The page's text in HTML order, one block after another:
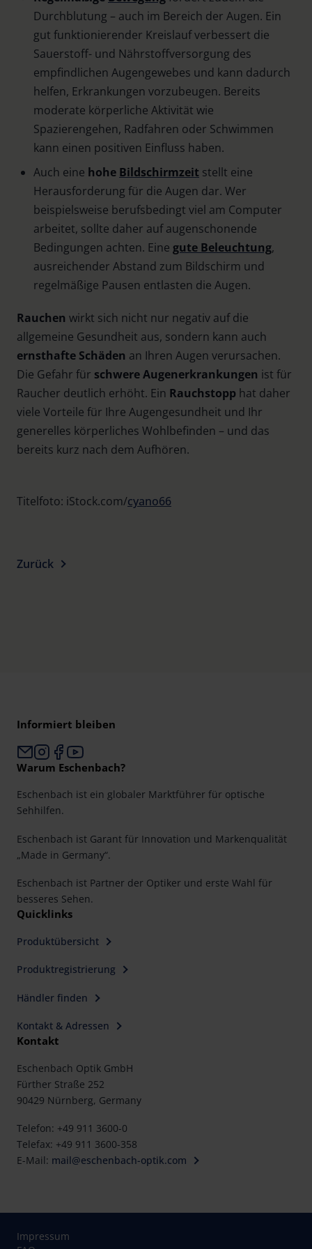
Durchblutung – auch im Bereich der Augen. Ein
gut funktionierender Kreislauf verbessert die
Sauerstoff- und Nährstoffversorgung des
empfindlichen Augengewebes und kann dadurch
helfen, Erkrankungen vorzubeugen. Bereits
moderate körperliche Aktivität wie
Spazierengehen, Radfahren oder Schwimmen
kann einen positiven Einfluss haben.
Auch eine hohe Bildschirmzeit stellt eine
Herausforderung für die Augen dar. Wer
beispielsweise berufsbedingt viel am Computer
arbeitet, sollte daher auf augenschonende
Bedingungen achten. Eine gute Beleuchtung,
ausreichender Abstand zum Bildschirm und
regelmäßige Pausen entlasten die Augen.
Rauchen wirkt sich nicht nur negativ auf die
allgemeine Gesundheit aus, sondern kann auch
ernsthafte Schäden an Ihren Augen verursachen.
Die Gefahr für schwere Augenerkrankungen ist für
Raucher deutlich erhöht. Ein Rauchstopp hat daher
viele Vorteile für Ihre Augengesundheit und Ihr
generelles körperliches Wohlbefinden – und das
bereits kurz nach dem Aufhören.
Titelfoto: iStock.com/cyano66
Zurück
Informiert bleiben
Warum Eschenbach?
Eschenbach ist ein globaler Marktführer für optische
Sehhilfen.
Eschenbach ist Garant für Innovation und Markenqualität
„Made in Germany“.
Eschenbach ist Partner der Optiker und erste Wahl für
besseres Sehen.
Quicklinks
Produktübersicht
Produktregistrierung
Händler finden
Kontakt & Adressen
Kontakt
Eschenbach Optik GmbH
Fürther Straße 252
90429 Nürnberg, Germany
Telefon: +49 911 3600-0
Telefax: +49 911 3600-358
E-Mail: mail@eschenbach-optik.com
Impressum